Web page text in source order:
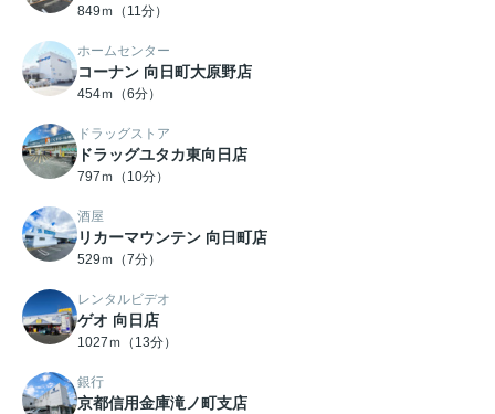
849ｍ（11分）
ホームセンター
コーナン 向日町大原野店
454ｍ（6分）
ドラッグストア
ドラッグユタカ東向日店
797ｍ（10分）
酒屋
リカーマウンテン 向日町店
529ｍ（7分）
レンタルビデオ
ゲオ 向日店
1027ｍ（13分）
銀行
京都信用金庫滝ノ町支店